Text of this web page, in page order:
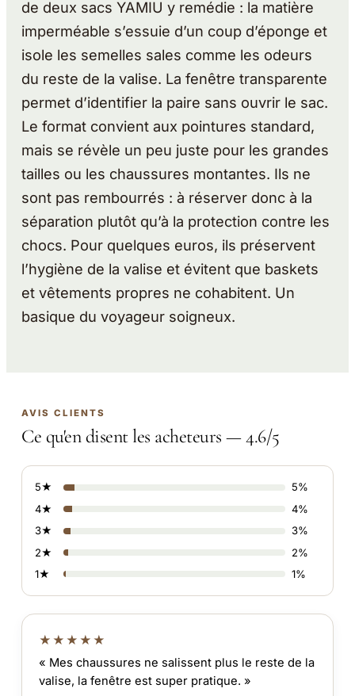
de deux sacs YAMIU y remédie : la matière
imperméable s’essuie d’un coup d’éponge et
isole les semelles sales comme les odeurs
du reste de la valise. La fenêtre transparente
permet d’identifier la paire sans ouvrir le sac.
Le format convient aux pointures standard,
mais se révèle un peu juste pour les grandes
tailles ou les chaussures montantes. Ils ne
sont pas rembourrés : à réserver donc à la
séparation plutôt qu’à la protection contre les
chocs. Pour quelques euros, ils préservent
l’hygiène de la valise et évitent que baskets
et vêtements propres ne cohabitent. Un
basique du voyageur soigneux.
AVIS CLIENTS
Ce qu'en disent les acheteurs — 4.6/5
5★
5%
4★
4%
3★
3%
2★
2%
1★
1%
★★★★★
« Mes chaussures ne salissent plus le reste de la
valise, la fenêtre est super pratique. »